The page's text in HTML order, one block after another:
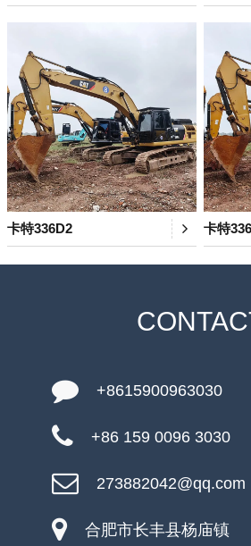
卡特336D2 卡特
+8615900963030
+86 159 0096 3030
273882042@qq.com
合肥市长丰县杨庙镇